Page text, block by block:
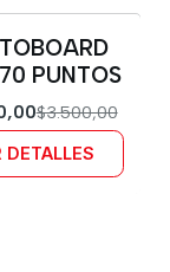
PUNTOS
$3.500,00
DETALLES